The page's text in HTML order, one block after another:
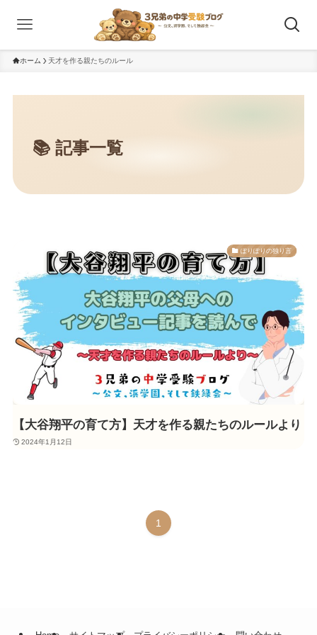
ホーム 天才を作る親たちのルール
ぽりぽりの独り言
【大谷翔平の育て方】天才を作る親たちのルールより
2024年1月12日
1